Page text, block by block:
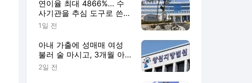
연이율 최대 4866%… 수
사기관을 추심 도구로 쓴
불법 대부업자 덜미 [사건
1일 전
아내 가출에 성매매 여성
불러 술 마시고, 3개월 아
기 때려 숨지게 한 친부 [사
2일 전